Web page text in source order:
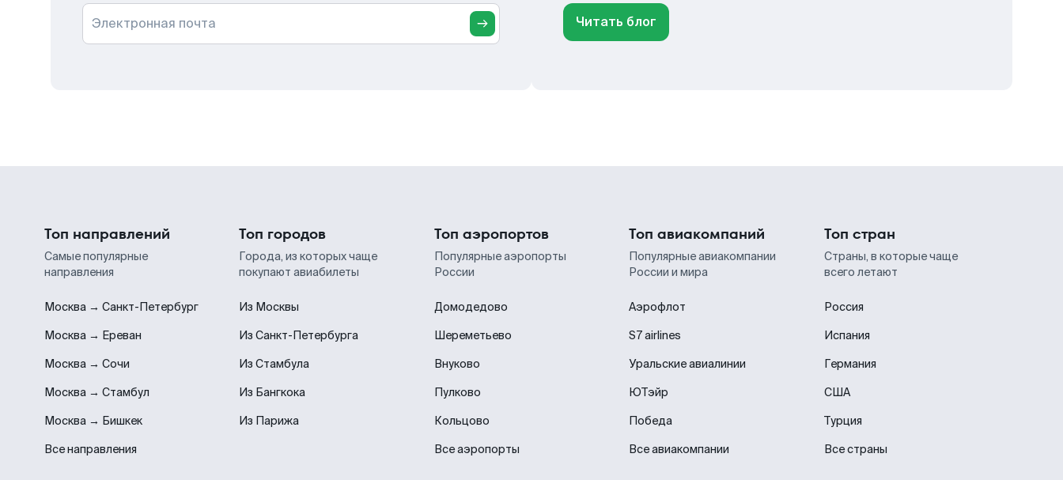
Электронная почта Читать блог
Топ направлений
Самые популярные
направления
Москва → Санкт-Петербург
Москва → Ереван
Москва → Сочи
Москва → Стамбул
Москва → Бишкек
Все направления
Топ городов
Города, из которых чаще
покупают авиабилеты
Из Москвы
Из Санкт-Петербурга
Из Стамбула
Из Бангкока
Из Парижа
Топ аэропортов
Популярные аэропорты
России
Домодедово
Шереметьево
Внуково
Пулково
Кольцово
Все аэропорты
Топ авиакомпаний
Популярные авиакомпании
России и мира
Аэрофлот
S7 airlines
Уральские авиалинии
ЮТэйр
Победа
Все авиакомпании
Топ стран
Страны, в которые чаще
всего летают
Россия
Испания
Германия
США
Турция
Все страны